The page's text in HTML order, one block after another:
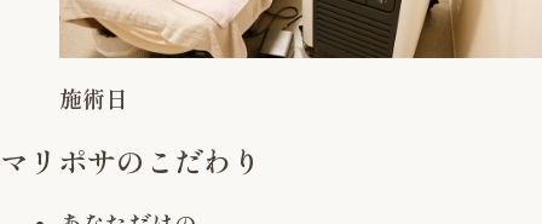
施術日
マリポサのこだわり